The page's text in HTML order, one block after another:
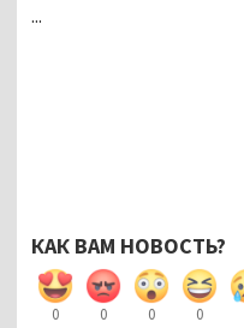
...
КАК ВАМ НОВОСТЬ?
0 0 0 0